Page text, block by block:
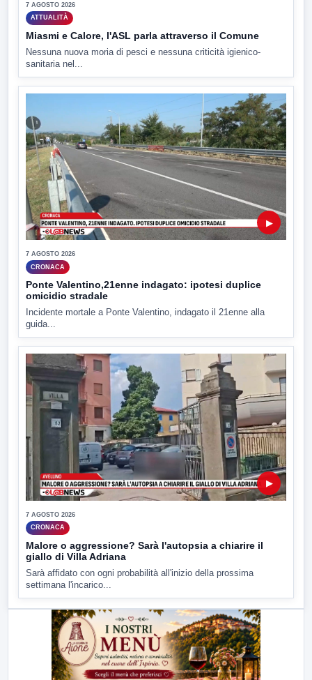
7 AGOSTO 2026
ATTUALITÀ
Miasmi e Calore, l'ASL parla attraverso il Comune
Nessuna nuova moria di pesci e nessuna criticità igienico-
sanitaria nel...
▶
7 AGOSTO 2026
CRONACA
Ponte Valentino,21enne indagato: ipotesi duplice
omicidio stradale
Incidente mortale a Ponte Valentino, indagato il 21enne alla
guida...
▶
7 AGOSTO 2026
CRONACA
Malore o aggressione? Sarà l'autopsia a chiarire il
giallo di Villa Adriana
Sarà affidato con ogni probabilità all'inizio della prossima
settimana l'incarico...